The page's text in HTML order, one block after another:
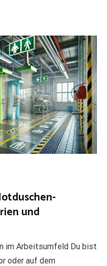
und
im Arbeitsumfeld Du bist
oder auf dem